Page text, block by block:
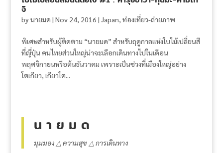
จิ
byนายมด | Nov 24, 2016 | Japan, ท่องเที่ยว-ถ่ายภาพ
พิเศษสำหรับผู้ติดตาม “นายมด” สำหรับฤดูกาลแห่งใบไม้เปลี่ยนสี
ที่ญี่ปุ่น คนไทยส่วนใหญ่น่าจะเลือกเดินทางไปในเดือน
พฤศจิกายนหรือต้นธันวาคม เพราะเป็นช่วงที่เมืองใหญ่อย่าง
โตเกียว, เกียวโต...
น า ย ม ด
มุมมอง △ ความสุข △ การเดินทาง